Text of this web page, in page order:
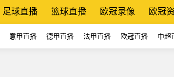
足球直播 篮球直播 欧冠录像 欧冠
意甲直播 德甲直播 法甲直播 欧冠直播 中超